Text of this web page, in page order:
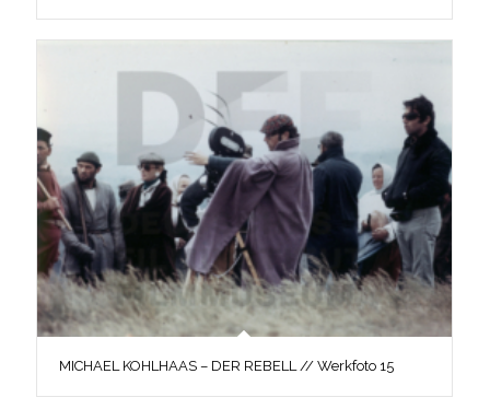
MICHAEL KOHLHAAS – DER REBELL // Werkfoto 15